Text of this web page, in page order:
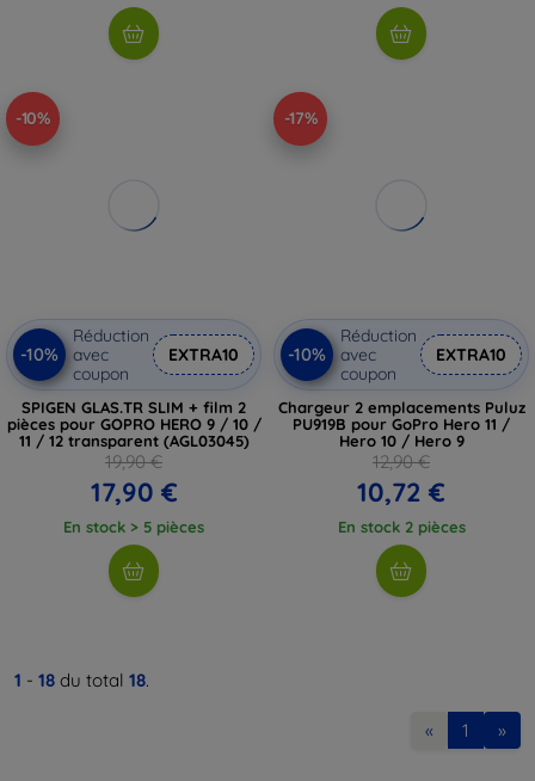
-10%
-10%
Réduction
avec
coupon
EXTRA10
SPIGEN GLAS.TR SLIM + film 2
pièces pour GOPRO HERO 9 / 10 /
11 / 12 transparent (AGL03045)
19,90 €
17,90 €
En stock > 5 pièces
-17%
-10%
Réduction
avec
coupon
EXTRA10
Chargeur 2 emplacements Puluz
PU919B pour GoPro Hero 11 /
Hero 10 / Hero 9
12,90 €
10,72 €
En stock 2 pièces
1 - 18 du total 18.
« 1 »